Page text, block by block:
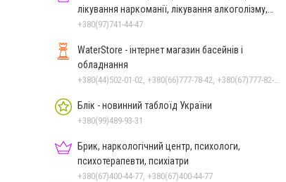
лікування наркоманії, лікування алкоголізму,
зняття ломки
+380(97)741-44-47
WaterStore - інтернет магазин басейнів і
обладнання
Блік - новинний таблоїд України
+380(99)489-93-31
Брик, наркологічний центр, психологи,
психотерапевти, психіатри
+380(67)400-44-77, +380(67)400-44-77